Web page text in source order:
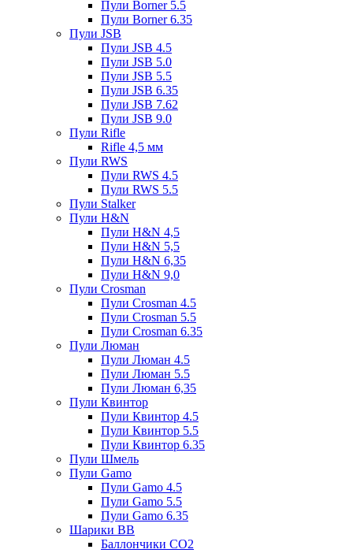
Пули Borner 5.5
Пули Borner 6.35
Пули JSB
Пули JSB 4.5
Пули JSB 5.0
Пули JSB 5.5
Пули JSB 6.35
Пули JSB 7.62
Пули JSB 9.0
Пули Rifle
Rifle 4,5 мм
Пули RWS
Пули RWS 4.5
Пули RWS 5.5
Пули Stalker
Пули H&N
Пули H&N 4,5
Пули H&N 5,5
Пули H&N 6,35
Пули H&N 9,0
Пули Crosman
Пули Crosman 4.5
Пули Crosman 5.5
Пули Crosman 6.35
Пули Люман
Пули Люман 4.5
Пули Люман 5.5
Пули Люман 6,35
Пули Квинтор
Пули Квинтор 4.5
Пули Квинтор 5.5
Пули Квинтор 6.35
Пули Шмель
Пули Gamo
Пули Gamo 4.5
Пули Gamo 5.5
Пули Gamo 6.35
Шарики BB
Баллончики CO2